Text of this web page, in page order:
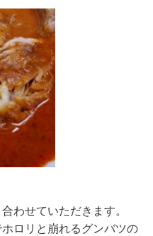
わせていただきます。
ロリと崩れるグンバツの